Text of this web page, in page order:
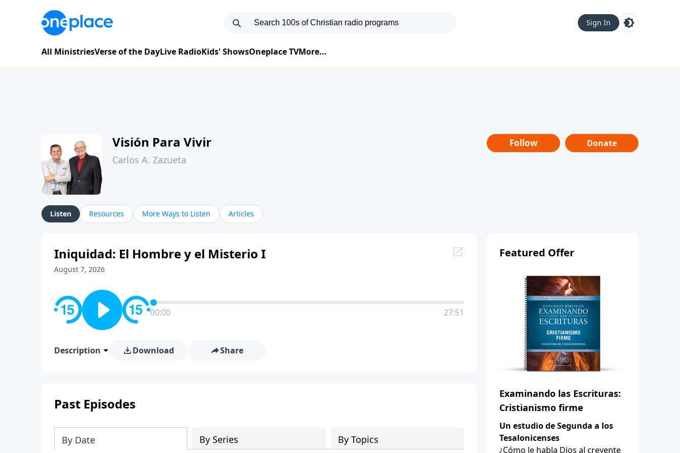
Sign In
All MinistriesVerse of the DayLive RadioKids' ShowsOneplace TVMore...
Visión Para Vivir
Carlos A. Zazueta
Follow Donate
Listen Resources More Ways to Listen Articles
Iniquidad: El Hombre y el Misterio I
August 7, 2026
00:00 27:51
Description Download Share
Past Episodes
By Date By Series By Topics
Featured Offer
Examinando las Escrituras:
Cristianismo firme
Un estudio de Segunda a los
Tesalonicenses
¿Cómo le habla Dios al creyente